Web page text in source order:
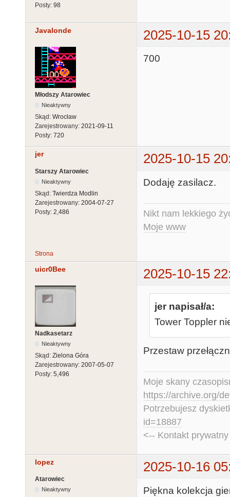
Posty: 98
Javalonde 2025-10-15
Młodszy Atarowiec
Nieaktywny
Skąd: Wrocław
Zarejestrowany: 2021-09-11
Posty: 720
700
jer 2025-10-15
Starszy Atarowiec
Nieaktywny
Skąd: Twierdza Modlin
Zarejestrowany: 2004-07-27
Posty: 2,486
Dodaję zasilacz.
Nikt nam lekkiego
Moje www
Strona
uicr0Bee 2025-10-15
Nadkasetarz
Nieaktywny
Skąd: Zielona Góra
Zarejestrowany: 2007-05-07
Posty: 5,496
jer napisał/a:
Tower Toppler
Przestaw
Moje skany
https://archive.org/
Potrzebujesz
id=18887
<-- Kontakt
lopez 2025-10-16
Atarowiec
Nieaktywny Piękna kolekcja